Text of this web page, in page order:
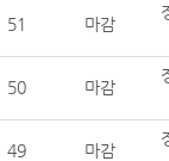
51 마감
50 마감
49 마감